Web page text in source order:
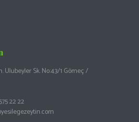
Ulubeyler Sk. No:43/1 Gömeç /
22 22